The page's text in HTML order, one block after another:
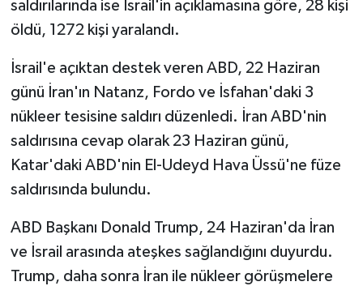
saldırılarında ise İsrail'in açıklamasına göre, 28 kişi
öldü, 1272 kişi yaralandı.
İsrail'e açıktan destek veren ABD, 22 Haziran
günü İran'ın Natanz, Fordo ve İsfahan'daki 3
nükleer tesisine saldırı düzenledi. İran ABD'nin
saldırısına cevap olarak 23 Haziran günü,
Katar'daki ABD'nin El-Udeyd Hava Üssü'ne füze
saldırısında bulundu.
ABD Başkanı Donald Trump, 24 Haziran'da İran
ve İsrail arasında ateşkes sağlandığını duyurdu.
Trump, daha sonra İran ile nükleer görüşmelere